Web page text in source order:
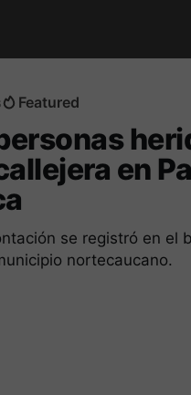
Featured
en
se registró en el
nortecaucano.